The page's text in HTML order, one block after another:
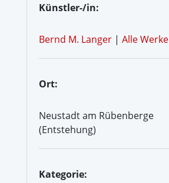
Künstler-/in:
Bernd M. Langer | Alle Werke
Ort:
Neustadt am Rübenberge
(Entstehung)
Kategorie: